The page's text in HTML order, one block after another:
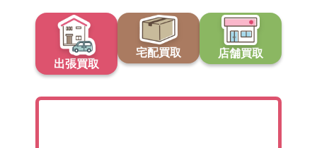
出張買取
宅配買取 店舗買取